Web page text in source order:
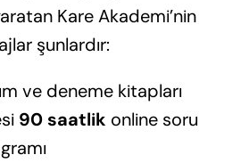
Kare Akademi’nin
şunlardır:
ve deneme kitapları
90 saatlik online soru